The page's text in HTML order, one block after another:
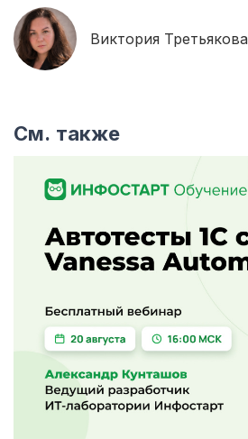
Виктория Третьякова
См. также